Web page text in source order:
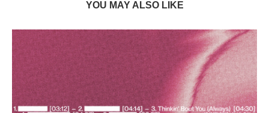
YOU MAY ALSO LIKE